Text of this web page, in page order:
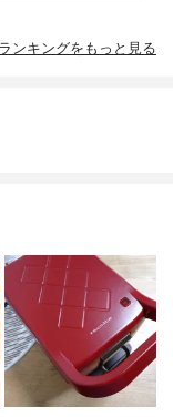
ンキングをもっと見る